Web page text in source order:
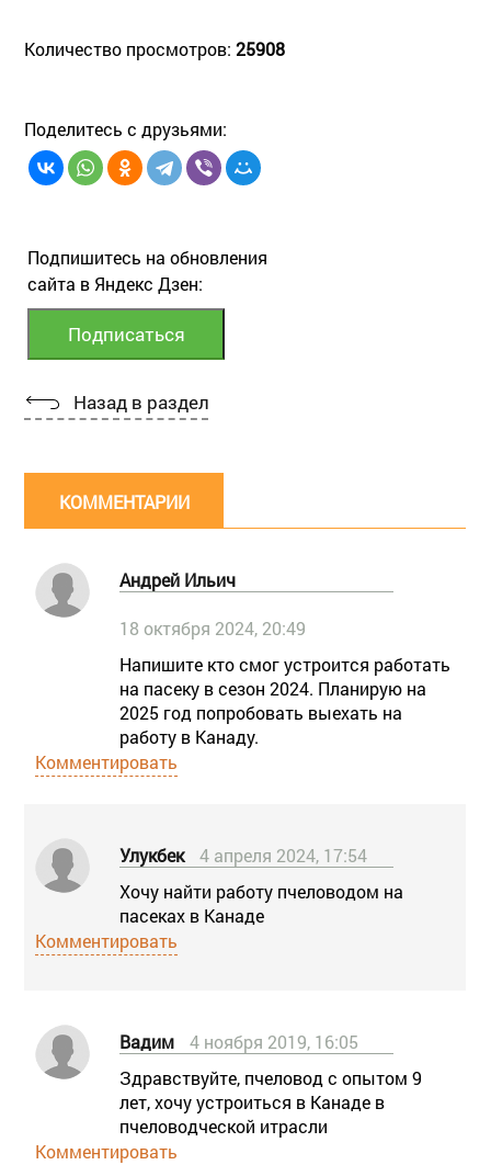
Количество просмотров: 25908
Поделитесь с друзьями:
Подпишитесь на обновления
сайта в Яндекс Дзен:
Назад в раздел
КОММЕНТАРИИ
Андрей Ильич
18 октября 2024, 20:49
Напишите кто смог устроится работать
на пасеку в сезон 2024. Планирую на
2025 год попробовать выехать на
работу в Канаду.
Комментировать
Улукбек
4 апреля 2024, 17:54
Хочу найти работу пчеловодом на
пасеках в Канаде
Комментировать
Вадим
4 ноября 2019, 16:05
Здравствуйте, пчеловод с опытом 9
лет, хочу устроиться в Канаде в
пчеловодческой итрасли
Комментировать